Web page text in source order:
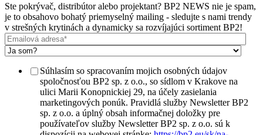
Ste pokrývač, distribútor alebo projektant? BP2 NEWS nie je spam,
je to obsahovo bohatý priemyselný mailing - sledujte s nami trendy
v strešných krytinách a dynamicky sa rozvíjajúci sortiment BP2!
Súhlasím so spracovaním mojich osobných údajov
spoločnosťou BP2 sp. z o.o., so sídlom v Krakove na
ulici Marii Konopnickiej 29, na účely zasielania
marketingových ponúk. Pravidlá služby Newsletter BP2
sp. z o.o. a úplný obsah informačnej doložky pre
používateľov služby Newsletter BP2 sp. z o.o. sú k